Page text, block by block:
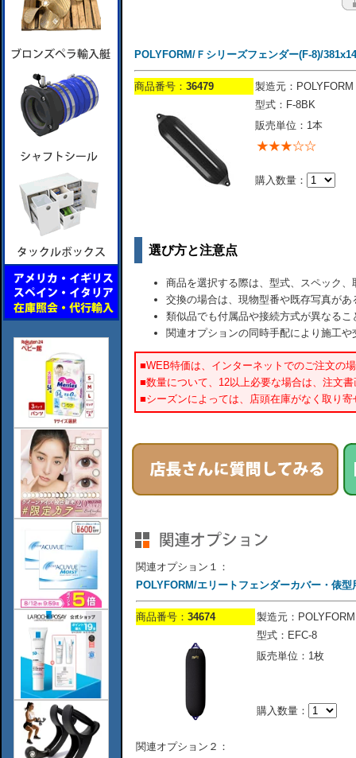
POLYFORM/Ｆシリーズフェンダー(F-8)/
商品番号： 36479
製造元：POLYFORM
型式：F-8BK
販売単位：1本
購入数量：
選び方と注意点
商品を選択する際は、型式、スペック
交換の場合は、現物型番や既存写真が
類似品でも付属品や接続方式が異なるこ
関連オプションの同時手配により施工
■WEB特価は、インターネットでのご注文の
■数量について、12以上必要な場合は、注文
■シーズンによっては、店頭在庫がなく取り
関連オプション１：
POLYFORM/エリートフェンダーカバー・俵型
商品番号： 34674
製造元：POLYFORM
型式：EFC-8
販売単位：1枚
購入数量：
関連オプション２：